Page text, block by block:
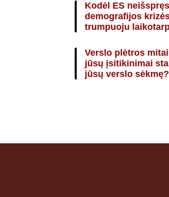
Kodėl ES neišspręs
demografijos
trumpuoju
Verslo plėtros
jūsų įsitikinimai
jūsų verslo sėkmę?